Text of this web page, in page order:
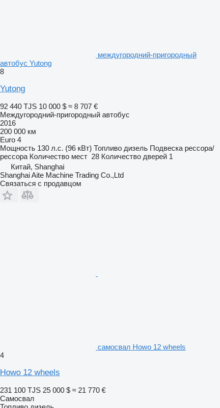
междугородний-пригородный
автобус Yutong
8
Yutong
92 440 TJS 10 000 $ ≈ 8 707 €
Междугородний-пригородный автобус
2016
200 000 км
Euro 4
Мощность 130 л.с. (96 кВт) Топливо дизель Подвеска рессора/
рессора Количество мест 28 Количество дверей 1
Китай, Shanghai
Shanghai Aite Machine Trading Co.,Ltd
Связаться с продавцом
самосвал Howo 12 wheels
4
Howo 12 wheels
231 100 TJS 25 000 $ ≈ 21 770 €
Самосвал